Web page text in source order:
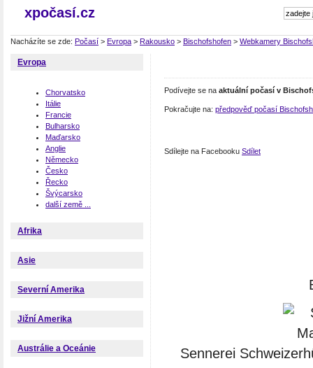
xpočasí.cz
Nacházíte se zde: Počasí > Evropa > Rakousko > Bischofshofen > Webkamery
Evropa
Chorvatsko
Itálie
Francie
Bulharsko
Maďarsko
Anglie
Německo
Česko
Řecko
Švýcarsko
další země ...
Afrika
Asie
Severní Amerika
Jižní Amerika
Austrálie a Oceánie
Podívejte se na aktuální počasí v
Pokračujte na: předpověď počasí
Sdílejte na Facebooku Sdílet
Sennerei